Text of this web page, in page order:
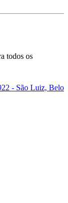
todos os
- São Luiz, Belo